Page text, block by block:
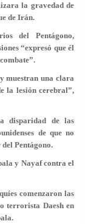
la gravedad de
de Irán.
del Pentágono,
“expresó que él
muestran una clara
la lesión cerebral”,
disparidad de las
de que no
Pentágono.
y Nayaf contra el
comenzaron las
terrorista Daesh en